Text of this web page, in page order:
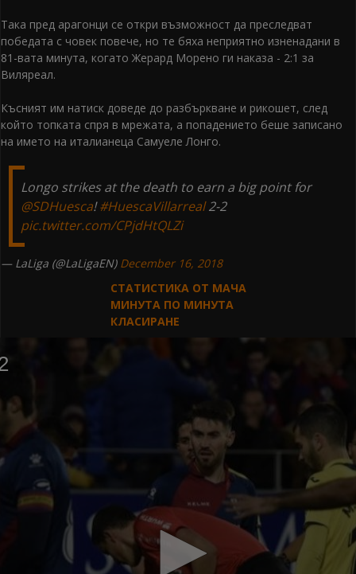
Така пред арагонци се откри възможност да преследват
победата с човек повече, но те бяха неприятно изненадани в
81-вата минута, когато Жерард Морено ги наказа - 2:1 за
Виляреал.
Късният им натиск доведе до разбъркване и рикошет, след
който топката спря в мрежата, а попадението беше записано
на името на италианеца Самуеле Лонго.
Longo strikes at the death to earn a big point for
@SDHuesca!#HuescaVillarreal2-2
pic.twitter.com/CPjdHtQLZi
— LaLiga (@LaLigaEN) December 16, 2018
СТАТИСТИКА ОТ МАЧА
МИНУТА ПО МИНУТА
КЛАСИРАНЕ